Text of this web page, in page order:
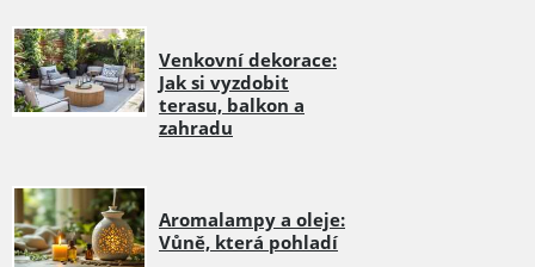
Venkovní dekorace:
Jak si vyzdobit
terasu, balkon a
zahradu
Aromalampy a oleje:
Vůně, která pohladí